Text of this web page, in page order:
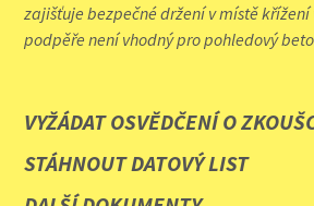
zajišťuje bezpečné držení v místě
podpěře není vhodný pro pohledový
VYŽÁDAT OSVĚDČENÍ O
STÁHNOUT DATOVÝ LIST